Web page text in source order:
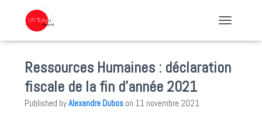
Ressources Humaines : déclaration
fiscale de la fin d’année 2021
Published byAlexandre Dubos on 11 novembre 2021